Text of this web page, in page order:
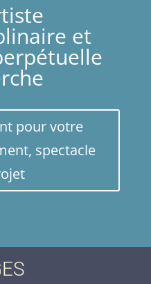
et
pour votre
spectacle